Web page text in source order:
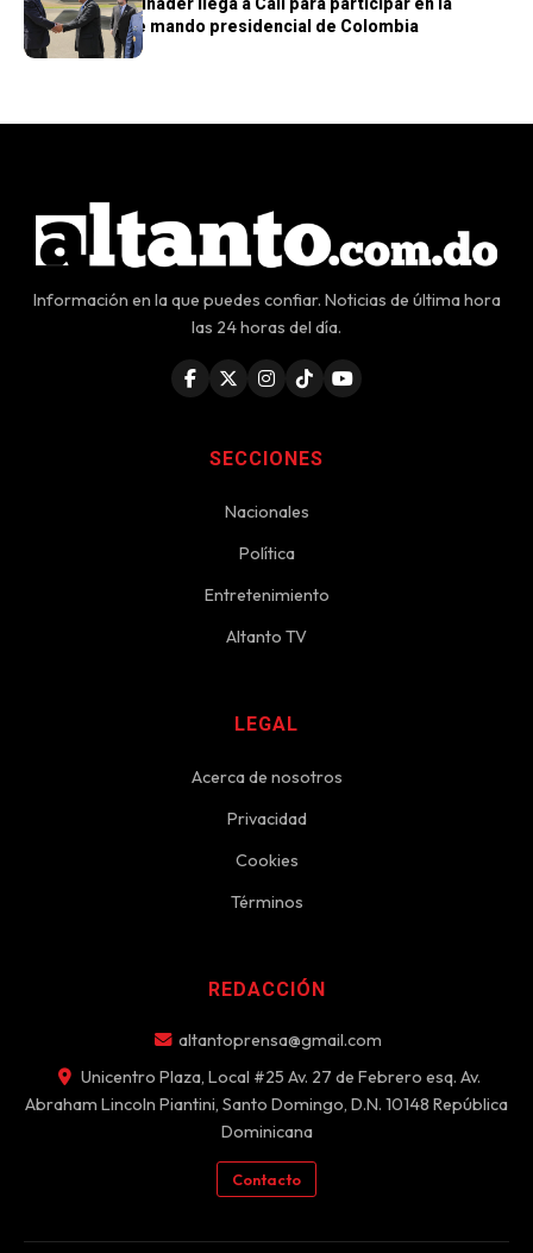
transmisión de mando presidencial de Colombia
Información en la que puedes confiar. Noticias de última hora
las 24 horas del día.
SECCIONES
Nacionales
Política
Entretenimiento
Altanto TV
LEGAL
Acerca de nosotros
Privacidad
Cookies
Términos
REDACCIÓN
altantoprensa@gmail.com
Unicentro Plaza, Local #25 Av. 27 de Febrero esq. Av.
Abraham Lincoln Piantini, Santo Domingo, D.N. 10148 República
Dominicana
Contacto